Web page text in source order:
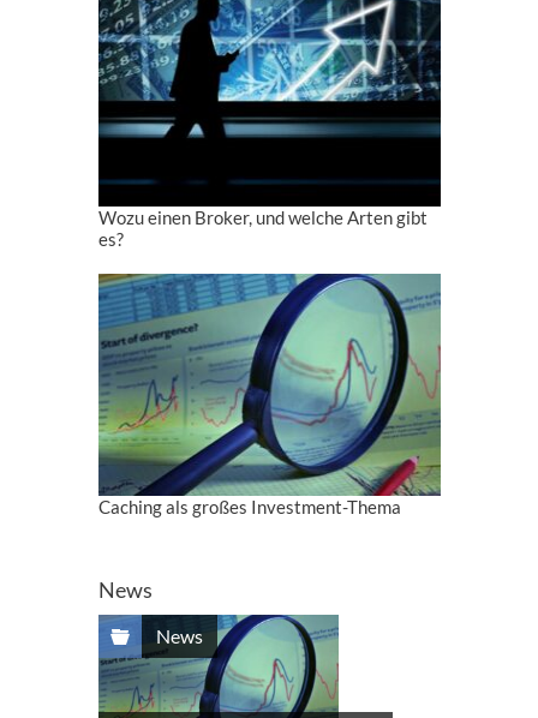
Wozu einen Broker, und welche Arten gibt
es?
Caching als großes Investment-Thema
News
News